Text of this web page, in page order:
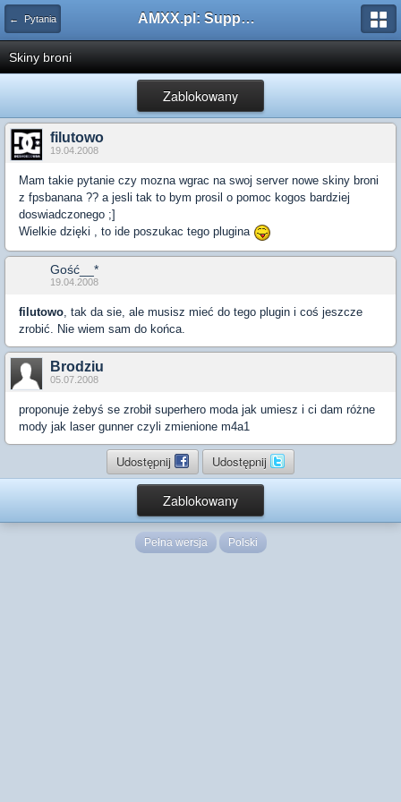
← Pytania AMXX.pl: Support AMX Mod X i SourceMod
Skiny broni
Zablokowany
filutowo
19.04.2008
Mam takie pytanie czy mozna wgrac na swoj server nowe skiny broni
z fpsbanana ?? a jesli tak to bym prosil o pomoc kogos bardziej
doswiadczonego ;]
Wielkie dzięki , to ide poszukac tego plugina
Gość__*
19.04.2008
filutowo , tak da sie, ale musisz mieć do tego plugin i coś jeszcze
zrobić. Nie wiem sam do końca.
Brodziu
05.07.2008
proponuje żebyś se zrobił superhero moda jak umiesz i ci dam różne
mody jak laser gunner czyli zmienione m4a1
Udostępnij Udostępnij
Zablokowany
Pełna wersja Polski